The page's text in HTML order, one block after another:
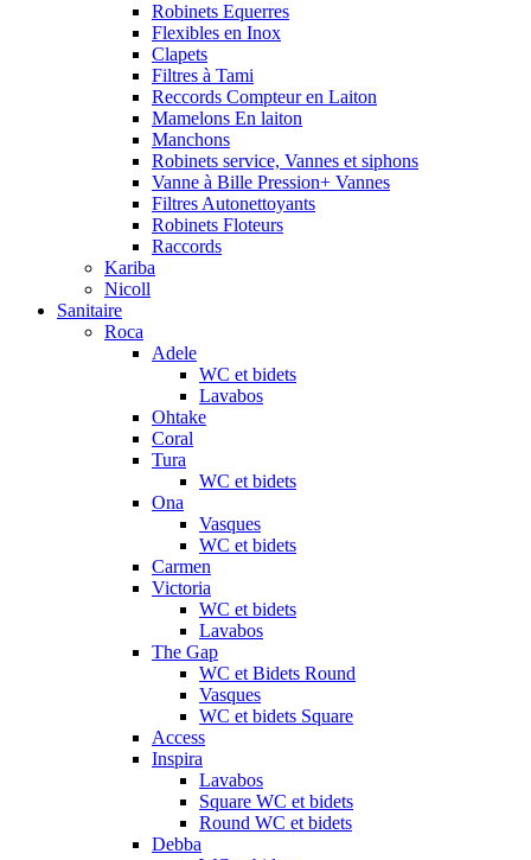
Robinets Equerres
Flexibles en Inox
Clapets
Filtres à Tami
Reccords Compteur en Laiton
Mamelons En laiton
Manchons
Robinets service, Vannes et siphons
Vanne à Bille Pression+ Vannes
Filtres Autonettoyants
Robinets Floteurs
Raccords
Kariba
Nicoll
Sanitaire
Roca
Adele
WC et bidets
Lavabos
Ohtake
Coral
Tura
WC et bidets
Ona
Vasques
WC et bidets
Carmen
Victoria
WC et bidets
Lavabos
The Gap
WC et Bidets Round
Vasques
WC et bidets Square
Access
Inspira
Lavabos
Square WC et bidets
Round WC et bidets
Debba